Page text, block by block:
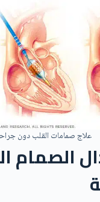
علاج صمامات القلب دون
الصمام